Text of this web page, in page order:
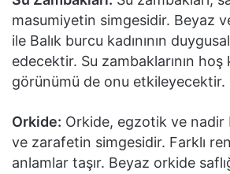
masumiyetin simgesidir. Beyaz
ile Balık burcu kadınının
edecektir. Su zambaklarının
görünümü de onu etkileyecektir.
Orkide: Orkide, egzotik ve nadir
ve zarafetin simgesidir. Farklı
anlamlar taşır. Beyaz orkide